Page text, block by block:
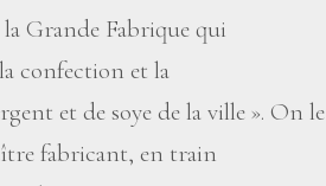
Grande Fabrique qui
confection et la
et de soye de la ville ». On le
fabricant, en train